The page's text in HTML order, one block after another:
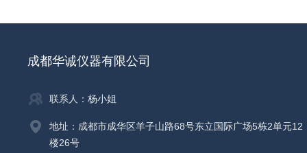
成都华诚仪器有限公司
联系人：杨小姐
地址：成都市成华区羊子山路68号东立国际广场5栋2单元12
楼26号